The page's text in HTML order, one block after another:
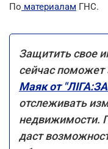
По материалам ГНС.
Защитить свое
сейчас
Маяк от
отслеживать
недвижимости.
даст